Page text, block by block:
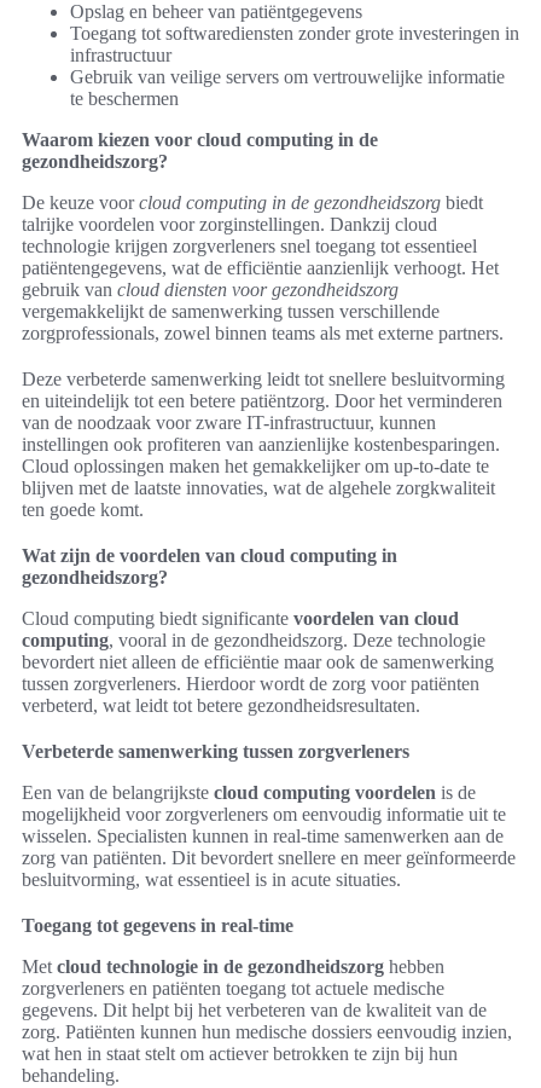
Opslag en beheer van patiëntgegevens
Toegang tot softwarediensten zonder grote investeringen in
infrastructuur
Gebruik van veilige servers om vertrouwelijke informatie
te beschermen
Waarom kiezen voor cloud computing in de
gezondheidszorg?
De keuze voorcloud computing in de gezondheidszorg biedt
talrijke voordelen voor zorginstellingen. Dankzij cloud
technologie krijgen zorgverleners snel toegang tot essentieel
patiëntengegevens, wat de efficiëntie aanzienlijk verhoogt. Het
gebruik van cloud diensten voor gezondheidszorg
vergemakkelijkt de samenwerking tussen verschillende
zorgprofessionals, zowel binnen teams als met externe partners.
Deze verbeterde samenwerking leidt tot snellere besluitvorming
en uiteindelijk tot een betere patiëntzorg. Door het verminderen
van de noodzaak voor zware IT-infrastructuur, kunnen
instellingen ook profiteren van aanzienlijke kostenbesparingen.
Cloud oplossingen maken het gemakkelijker om up-to-date te
blijven met de laatste innovaties, wat de algehele zorgkwaliteit
ten goede komt.
Wat zijn de voordelen van cloud computing in
gezondheidszorg?
Cloud computing biedt significante voordelen van cloud
computing, vooral in de gezondheidszorg. Deze technologie
bevordert niet alleen de efficiëntie maar ook de samenwerking
tussen zorgverleners. Hierdoor wordt de zorg voor patiënten
verbeterd, wat leidt tot betere gezondheidsresultaten.
Verbeterde samenwerking tussen zorgverleners
Een van de belangrijkste cloud computing voordelen is de
mogelijkheid voor zorgverleners om eenvoudig informatie uit te
wisselen. Specialisten kunnen in real-time samenwerken aan de
zorg van patiënten. Dit bevordert snellere en meer geïnformeerde
besluitvorming, wat essentieel is in acute situaties.
Toegang tot gegevens in real-time
Met cloud technologie in de gezondheidszorg hebben
zorgverleners en patiënten toegang tot actuele medische
gegevens. Dit helpt bij het verbeteren van de kwaliteit van de
zorg. Patiënten kunnen hun medische dossiers eenvoudig inzien,
wat hen in staat stelt om actiever betrokken te zijn bij hun
behandeling.